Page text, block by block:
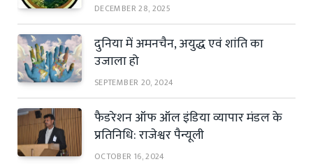
DECEMBER 28, 2025
दुनिया में अमनचैन, अयुद्ध एवं शांति का
उजाला हो
SEPTEMBER 20, 2024
फैडरेशन ऑफ ऑल इंडिया व्यापार मंडल के
प्रतिनिधि: राजेश्वर पैन्यूली
OCTOBER 16, 2024